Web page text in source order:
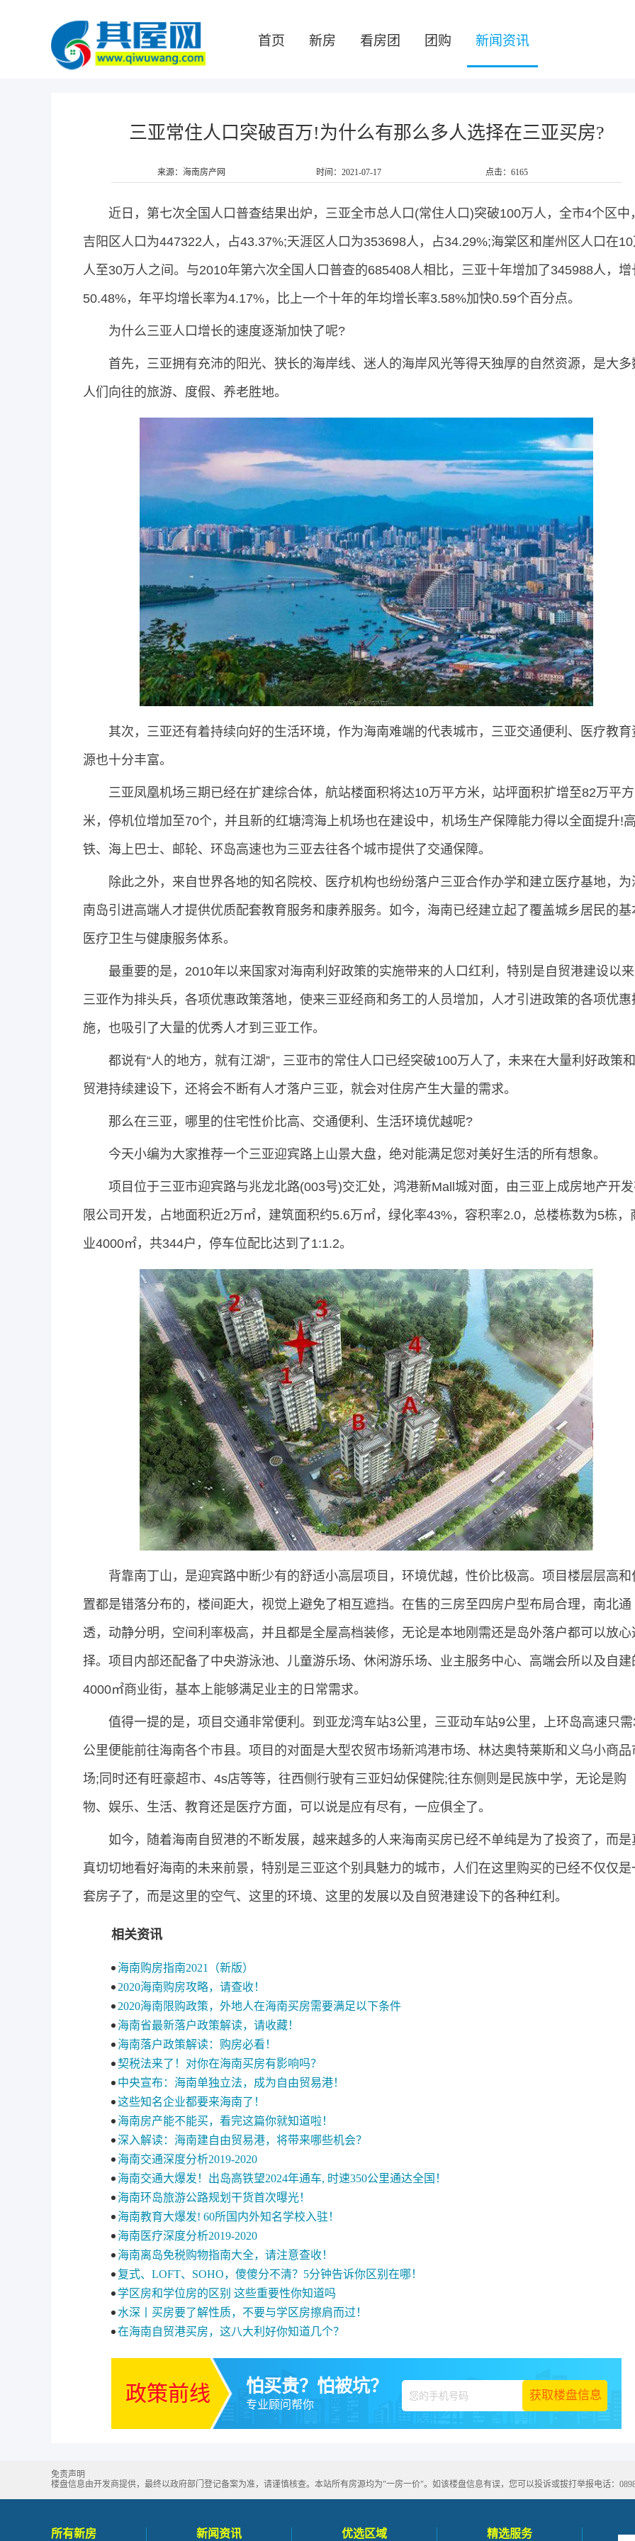
首页 新房 看房团 团购 新闻资讯
三亚常住人口突破百万!为什么有那么多人选择在三亚买房?
来源：海南房产网 时间：2021-07-17 点击：6165
近日，第七次全国人口普查结果出炉，三亚全市总人口(常住人口)突破100万人，全市4个区中
吉阳区人口为447322人，占43.37%;天涯区人口为353698人，占34.29%;海棠区和崖州区人口在10
人至30万人之间。与2010年第六次全国人口普查的685408人相比，三亚十年增加了345988人，增
50.48%，年平均增长率为4.17%，比上一个十年的年均增长率3.58%加快0.59个百分点。
为什么三亚人口增长的速度逐渐加快了呢?
首先，三亚拥有充沛的阳光、狭长的海岸线、迷人的海岸风光等得天独厚的自然资源，是大多
人们向往的旅游、度假、养老胜地。
其次，三亚还有着持续向好的生活环境，作为海南难端的代表城市，三亚交通便利、医疗教育
源也十分丰富。
三亚凤凰机场三期已经在扩建综合体，航站楼面积将达10万平方米，站坪面积扩增至82万平方
米，停机位增加至70个，并且新的红塘湾海上机场也在建设中，机场生产保障能力得以全面提升!
铁、海上巴士、邮轮、环岛高速也为三亚去往各个城市提供了交通保障。
除此之外，来自世界各地的知名院校、医疗机构也纷纷落户三亚合作办学和建立医疗基地，为
南岛引进高端人才提供优质配套教育服务和康养服务。如今，海南已经建立起了覆盖城乡居民的基
医疗卫生与健康服务体系。
最重要的是，2010年以来国家对海南利好政策的实施带来的人口红利，特别是自贸港建设以
三亚作为排头兵，各项优惠政策落地，使来三亚经商和务工的人员增加，人才引进政策的各项优惠
施，也吸引了大量的优秀人才到三亚工作。
都说有“人的地方，就有江湖”，三亚市的常住人口已经突破100万人了，未来在大量利好政策
贸港持续建设下，还将会不断有人才落户三亚，就会对住房产生大量的需求。
那么在三亚，哪里的住宅性价比高、交通便利、生活环境优越呢?
今天小编为大家推荐一个三亚迎宾路上山景大盘，绝对能满足您对美好生活的所有想象。
项目位于三亚市迎宾路与兆龙北路(003号)交汇处，鸿港新Mall城对面，由三亚上成房地产开
限公司开发，占地面积近2万㎡，建筑面积约5.6万㎡，绿化率43%，容积率2.0，总楼栋数为5栋，
业4000㎡，共344户，停车位配比达到了1:1.2。
背靠南丁山，是迎宾路中断少有的舒适小高层项目，环境优越，性价比极高。项目楼层层高和
置都是错落分布的，楼间距大，视觉上避免了相互遮挡。在售的三房至四房户型布局合理，南北通
透，动静分明，空间利率极高，并且都是全屋高档装修，无论是本地刚需还是岛外落户都可以放心
择。项目内部还配备了中央游泳池、儿童游乐场、休闲游乐场、业主服务中心、高端会所以及自建
4000㎡商业街，基本上能够满足业主的日常需求。
值得一提的是，项目交通非常便利。到亚龙湾车站3公里，三亚动车站9公里，上环岛高速只需
公里便能前往海南各个市县。项目的对面是大型农贸市场新鸿港市场、林达奥特莱斯和义乌小商品
场;同时还有旺豪超市、4s店等等，往西侧行驶有三亚妇幼保健院;往东侧则是民族中学，无论是购
物、娱乐、生活、教育还是医疗方面，可以说是应有尽有，一应俱全了。
如今，随着海南自贸港的不断发展，越来越多的人来海南买房已经不单纯是为了投资了，而是
真切切地看好海南的未来前景，特别是三亚这个别具魅力的城市，人们在这里购买的已经不仅仅是
套房子了，而是这里的空气、这里的环境、这里的发展以及自贸港建设下的各种红利。
相关资讯
海南购房指南2021（新版）
2020海南购房攻略，请查收！
2020海南限购政策，外地人在海南买房需要满足以下条件
海南省最新落户政策解读，请收藏！
海南落户政策解读：购房必看！
契税法来了！对你在海南买房有影响吗？
中央宣布：海南单独立法，成为自由贸易港！
这些知名企业都要来海南了！
海南房产能不能买，看完这篇你就知道啦！
深入解读：海南建自由贸易港，将带来哪些机会？
海南交通深度分析2019-2020
海南交通大爆发！出岛高铁望2024年通车, 时速350公里通达全国！
海南环岛旅游公路规划干货首次曝光！
海南教育大爆发! 60所国内外知名学校入驻！
海南医疗深度分析2019-2020
海南离岛免税购物指南大全，请注意查收！
复式、LOFT、SOHO，傻傻分不清？5分钟告诉你区别在哪！
学区房和学位房的区别 这些重要性你知道吗
水深丨买房要了解性质，不要与学区房擦肩而过！
在海南自贸港买房，这八大利好你知道几个？
政策前线 怕买贵？怕被坑？
专业顾问帮你
免责声明
楼盘信息由开发商提供，最终以政府部门登记备案为准，请谨慎核查。本站所有房源均为"一房一价"。如该楼盘信息有误，您可以投诉或拔打举报电话：
所有新房 新闻资讯 优选区域 精选服务